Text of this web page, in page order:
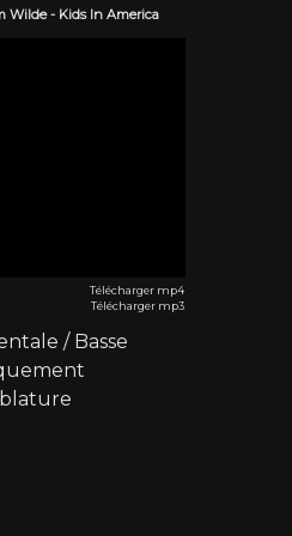
Wilde- Kids In America
Télécharger mp4
Télécharger mp3
/ Basse